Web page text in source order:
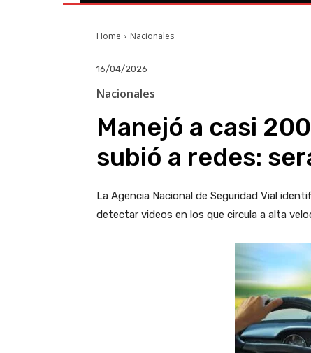
Home Nacionales
16/04/2026
Nacionales
Manejó a casi
subió a redes:
La Agencia Nacional de Seguridad Vial
detectar videos en los que circula a alta